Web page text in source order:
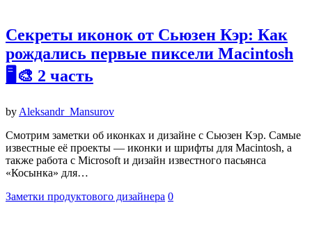
Секреты иконок от Сьюзен Кэр: Как
рождались первые пиксели Macintosh
🖥️🎨 2 часть
by Aleksandr_Mansurov
Смотрим заметки об иконках и дизайне с Сьюзен Кэр. Самые
известные её проекты — иконки и шрифты для Macintosh, а
также работа с Microsoft и дизайн известного пасьянса
«Косынка» для…
Заметки продуктового дизайнера 0